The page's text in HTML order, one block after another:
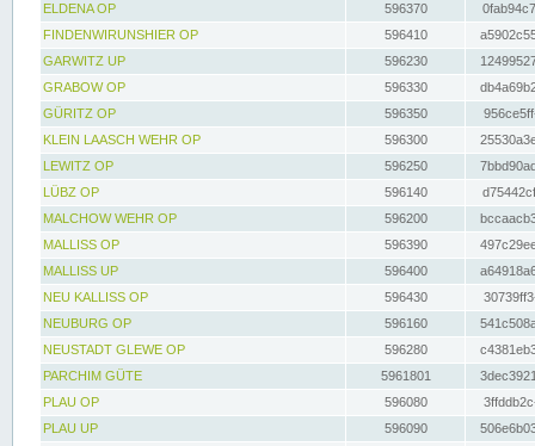
ELDENA OP
596370
FINDENWIRUNSHIER OP
596410
GARWITZ UP
596230
GRABOW OP
596330
GÜRITZ OP
596350
KLEIN LAASCH WEHR OP
596300
LEWITZ OP
596250
LÜBZ OP
596140
MALCHOW WEHR OP
596200
MALLISS OP
596390
MALLISS UP
596400
NEU KALLISS OP
596430
NEUBURG OP
596160
NEUSTADT GLEWE OP
596280
PARCHIM GÜTE
5961801
PLAU OP
596080
PLAU UP
596090